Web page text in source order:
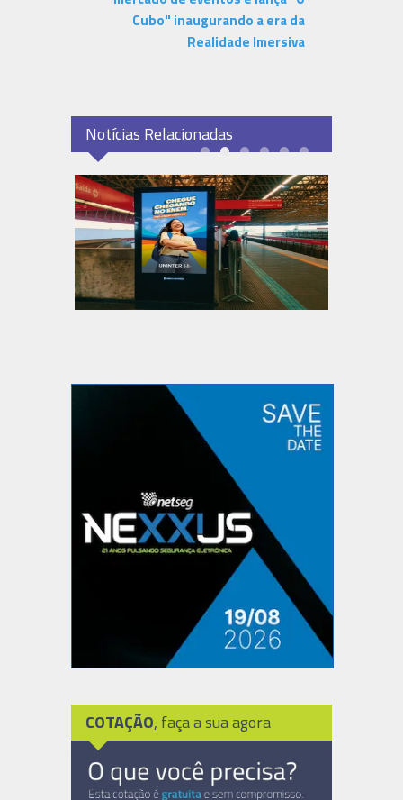
Cubo" inaugurando a era da
Realidade Imersiva
Notícias Relacionadas
COTAÇÃO, faça a sua agora